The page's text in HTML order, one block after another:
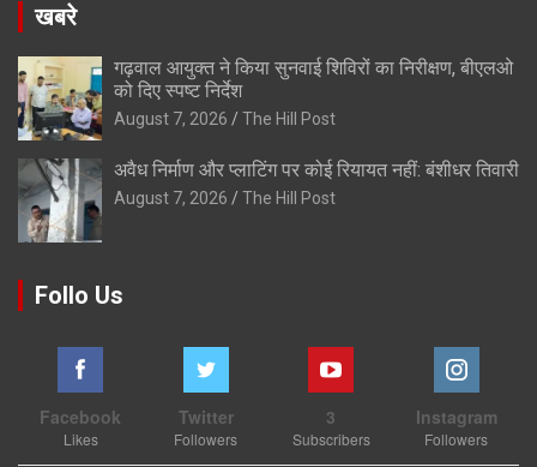
खबरे
गढ़वाल आयुक्त ने किया सुनवाई शिविरों का निरीक्षण, बीएलओ
को दिए स्पष्ट निर्देश
August 7, 2026 The Hill Post
अवैध निर्माण और प्लाटिंग पर कोई रियायत नहीं: बंशीधर तिवारी
August 7, 2026 The Hill Post
Follo Us
Facebook
Likes
Twitter
Followers
3
Subscribers
Instagram
Followers